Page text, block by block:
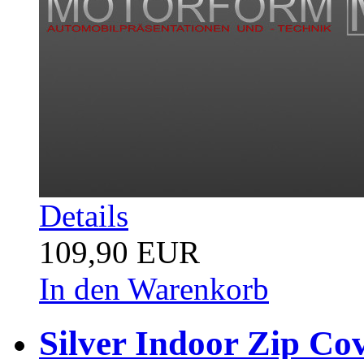
Details
109,90 EUR
In den Warenkorb
Silver Indoor Zip